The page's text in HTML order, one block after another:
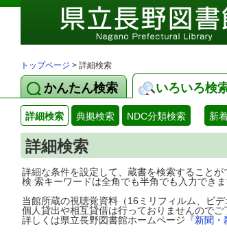
トップページ > 詳細検索
かんたん検索 いろいろ検
詳細検索 典拠検索 NDC分類検索 新
詳細検索
詳細な条件を設定して、蔵書を検索することが
検 索キーワードは全角でも半角でも入力できま
当館所蔵の視聴覚資料（16ミリフィルム、ビ
個人貸出や相互貸借は行っておりませんのでご
詳しくは県立長野図書館ホームページ 『新聞